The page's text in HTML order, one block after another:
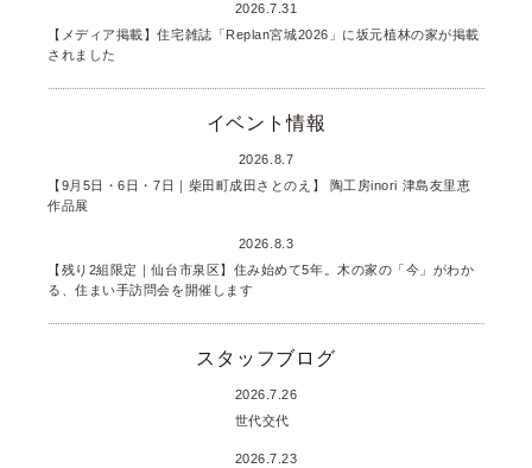
2026.7.31
【メディア掲載】住宅雑誌「Replan宮城2026」に坂元植林の家が掲載
されました
イベント情報
2026.8.7
【9月5日・6日・7日｜柴田町成田さとのえ】 陶工房inori 津島友里恵
作品展
2026.8.3
【残り2組限定｜仙台市泉区】住み始めて5年。木の家の「今」がわか
る、住まい手訪問会を開催します
スタッフブログ
2026.7.26
世代交代
2026.7.23